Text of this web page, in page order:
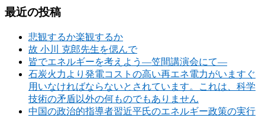
最近の投稿
悲観するか楽観するか
故 小川 克郎先生を偲んで
皆でエネルギーを考えよう―笠間講演会にて―
石炭火力より発電コストの高い再エネ電力がいますぐ
用いなければならないとされています。これは、科学
技術の矛盾以外の何ものでもありません
中国の政治的指導者習近平氏のエネルギー政策の実行